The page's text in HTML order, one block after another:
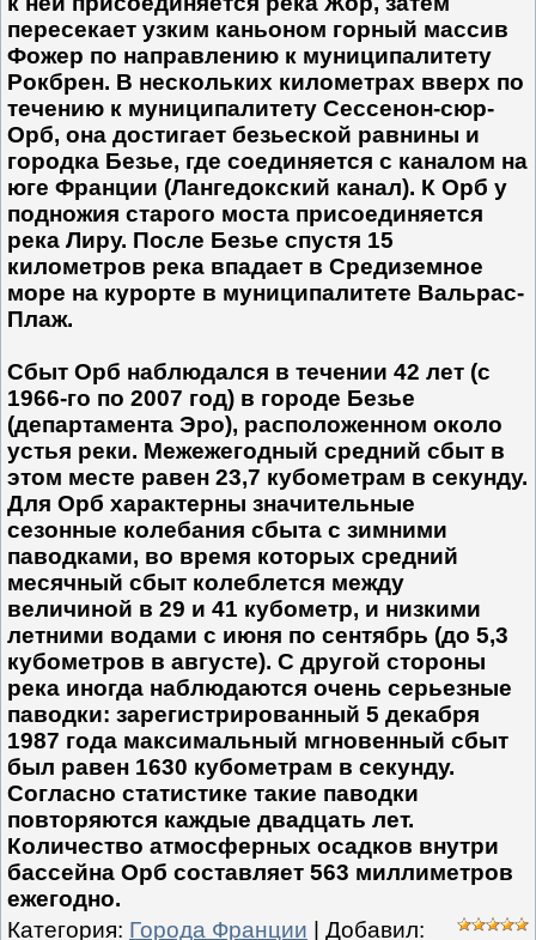
пересекает узким каньоном горный массив
Фожер по направлению к муниципалитету
Рокбрен. В нескольких километрах вверх по
течению к муниципалитету Сессенон-сюр-
Орб, она достигает безьеской равнины и
городка Безье, где соединяется с каналом на
юге Франции (Лангедокский канал). К Орб у
подножия старого моста присоединяется
река Лиру. После Безье спустя 15
километров река впадает в Средиземное
море на курорте в муниципалитете Вальрас-
Плаж.
Сбыт Орб наблюдался в течении 42 лет (c
1966-го по 2007 год) в городе Безье
(департамента Эро), расположенном около
устья реки. Межежегодный средний сбыт в
этом месте равен 23,7 кубометрам в секунду.
Для Орб характерны значительные
сезонные колебания сбыта с зимними
паводками, во время которых средний
месячный сбыт колеблется между
величиной в 29 и 41 кубометр, и низкими
летними водами с июня по сентябрь (до 5,3
кубометров в августе). С другой стороны
река иногда наблюдаются очень серьезные
паводки: зарегистрированный 5 декабря
1987 года максимальный мгновенный сбыт
был равен 1630 кубометрам в секунду.
Согласно статистике такие паводки
повторяются каждые двадцать лет.
Количество атмосферных осадков внутри
бассейна Орб составляет 563 миллиметров
ежегодно.
Категория: Города Франции Добавил: